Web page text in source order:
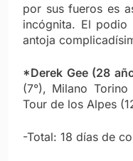
por sus fueros es
incógnita. El
antoja
*Derek Gee (28
(7°), Milano
Tour de los Alpes
-Total: 18 días de